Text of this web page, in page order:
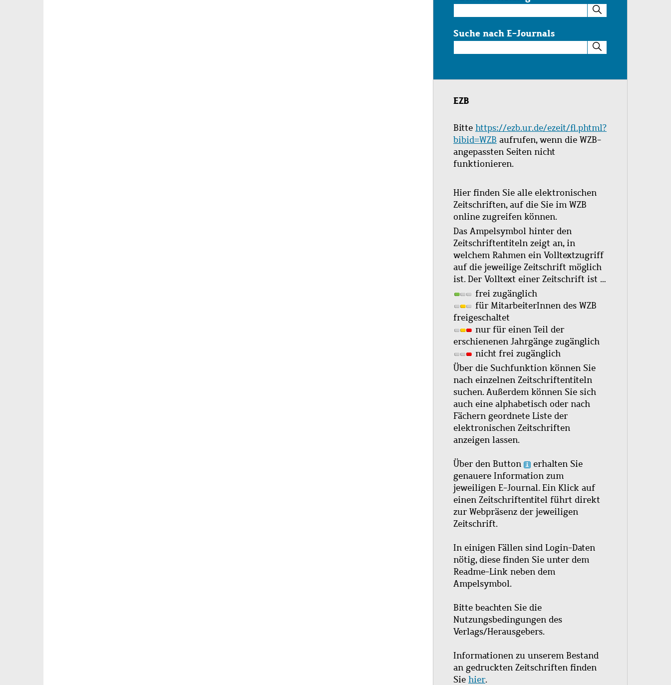
im
Katalog
Suche nach E-Journals
nach
Journals
EZB
Bitte https://ezb.ur.de/ezeit/fl.phtml?
bibid=WZB aufrufen, wenn die WZB-
angepassten Seiten nicht
funktionieren.
Hier finden Sie alle elektronischen
Zeitschriften, auf die Sie im WZB
online zugreifen können.
Das Ampelsymbol hinter den
Zeitschriftentiteln zeigt an, in
welchem Rahmen ein Volltextzugriff
auf die jeweilige Zeitschrift möglich
ist. Der Volltext einer Zeitschrift ist …
frei zugänglich
für MitarbeiterInnen des WZB
freigeschaltet
nur für einen Teil der
erschienenen Jahrgänge zugänglich
nicht frei zugänglich
Über die Suchfunktion können Sie
nach einzelnen Zeitschriftentiteln
suchen. Außerdem können Sie sich
auch eine alphabetisch oder nach
Fächern geordnete Liste der
elektronischen Zeitschriften
anzeigen lassen.
Über den Button
erhalten Sie
genauere Information zum
jeweiligen E-Journal. Ein Klick auf
einen Zeitschriftentitel führt direkt
zur Webpräsenz der jeweiligen
Zeitschrift.
In einigen Fällen sind Login-Daten
nötig, diese finden Sie unter dem
Readme-Link neben dem
Ampelsymbol.
Bitte beachten Sie die
Nutzungsbedingungen des
Verlags/Herausgebers.
Informationen zu unserem Bestand
an gedruckten Zeitschriften finden
Sie hier.